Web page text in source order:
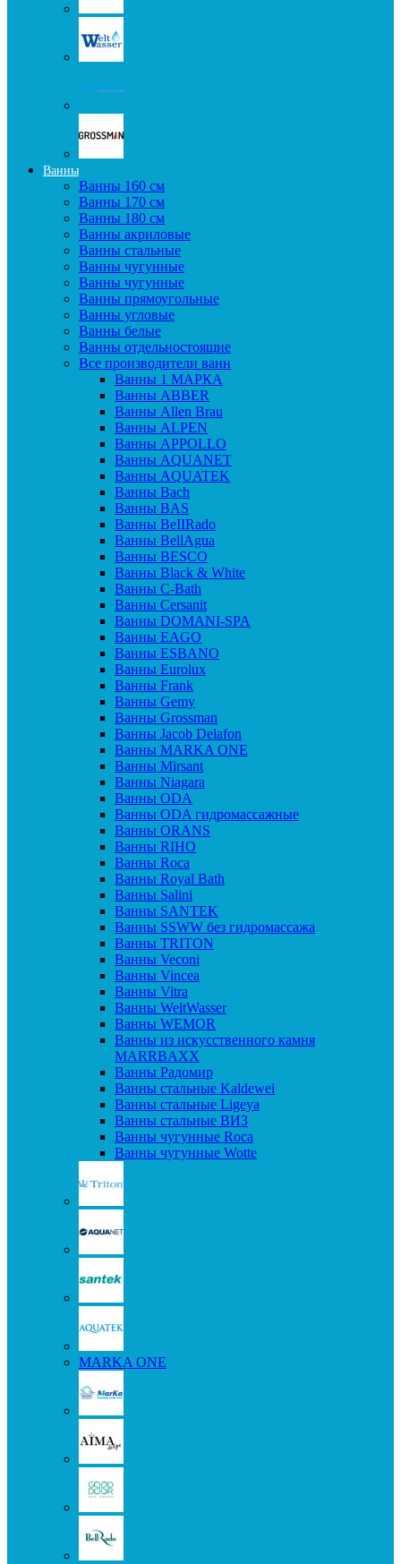
Ванны
Ванны 160 см
Ванны 170 см
Ванны 180 см
Ванны акриловые
Ванны стальные
Ванны чугунные
Ванны чугунные
Ванны прямоугольные
Ванны угловые
Ванны белые
Ванны отдельностоящие
Все производители ванн
Ванны 1 МАРКА
Ванны ABBER
Ванны Allen Brau
Ванны ALPEN
Ванны APPOLLO
Ванны AQUANET
Ванны AQUATEK
Ванны Bach
Ванны BAS
Ванны BeIIRado
Ванны BellAgua
Ванны BESCO
Ванны Black & White
Ванны C-Bath
Ванны Cersanit
Ванны DOMANI-SPA
Ванны EAGO
Ванны ESBANO
Ванны Eurolux
Ванны Frank
Ванны Gemy
Ванны Grossman
Ванны Jacob Delafon
Ванны MARKA ONE
Ванны Mirsant
Ванны Niagara
Ванны ODA
Ванны ODA гидромассажные
Ванны ORANS
Ванны RIHO
Ванны Roca
Ванны Royal Bath
Ванны Salini
Ванны SANTEK
Ванны SSWW без гидромассажа
Ванны TRITON
Ванны Veconi
Ванны Vincea
Ванны Vitra
Ванны WeltWasser
Ванны WEMOR
Ванны из искусственного камня
MARRBAXX
Ванны Радомир
Ванны стальные Kaldewei
Ванны стальные Ligeya
Ванны стальные ВИЗ
Ванны чугунные Roca
Ванны чугунные Wotte
MARKA ONE